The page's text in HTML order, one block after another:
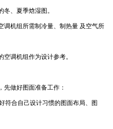
、夏季焓湿图。
调机组所需制冷量、制热量 及空气所
调机组作为设计参考。
先做好图面准备工作：
符合自己设计习惯的图面布局、图